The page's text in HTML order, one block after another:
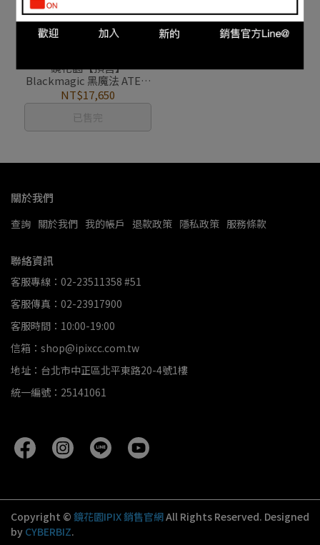
鏡花園【預售】
Blackmagic 黑魔法 ATEM
MINI PRO 導播機
NT$17,650
已售完
關於我們
查詢 關於我們 我的帳戶 退款政策 隱私政策 服務條款
聯絡資訊
客服專線：02-23511358 #51
客服傳真：02-23917900
客服時間：10:00-19:00
信箱：shop@ipixcc.com.tw
地址：台北市中正區北平東路20-4號1樓
統一編號：25141061
Copyright © 鏡花園IPIX 銷售官網All Rights Reserved. Designed
by CYBERBIZ.